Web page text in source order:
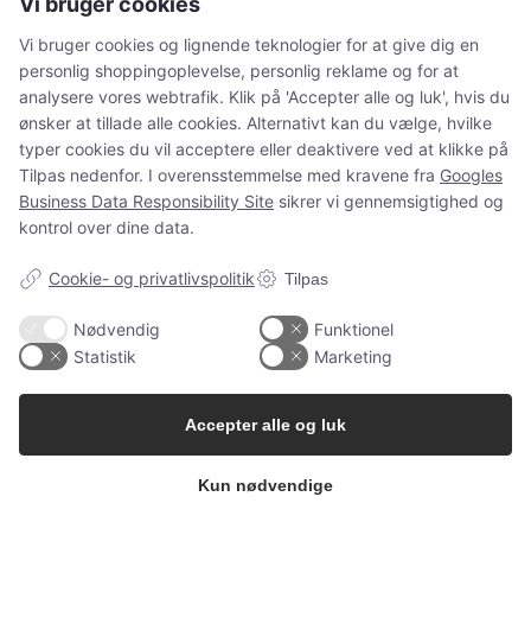
Har du tidligere bestilt hos os, håndterer vi
naturligvis stadig returneringer, reklamationer
og spørgsmål som normalt.
ms@babygarderoben.dk
Kærlige hilsner fra Mette fra Babygarderoben
Vi bruger cookies og lignende teknologier for at give dig en
personlig shoppingoplevelse, personlig reklame og for at
analysere vores webtrafik. Klik på 'Accepter alle og luk', hvis du
ønsker at tillade alle cookies. Alternativt kan du vælge, hvilke
typer cookies du vil acceptere eller deaktivere ved at klikke på
Tilpas nedenfor. I overensstemmelse med kravene fra Googles
Business Data Responsibility Site sikrer vi gennemsigtighed og
kontrol over dine data.
Cookie- og privatlivspolitik Tilpas
Nødvendig
Funktionel
Statistik
Marketing
Kun nødvendige
Accepter alle og luk